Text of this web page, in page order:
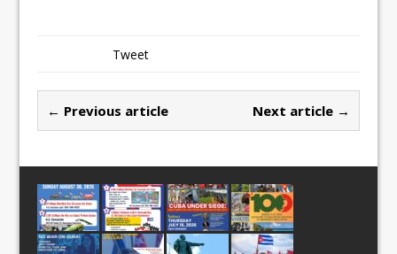
Tweet
← Previous article Next article →